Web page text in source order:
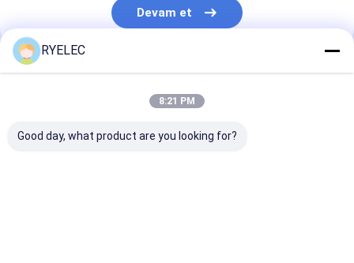
Endüstri Kablo Harness
FFC FPC Kablosu
Devam et
Kategorilerimiz
RYELEC
8:21 PM
Good day, what product are you looking for?